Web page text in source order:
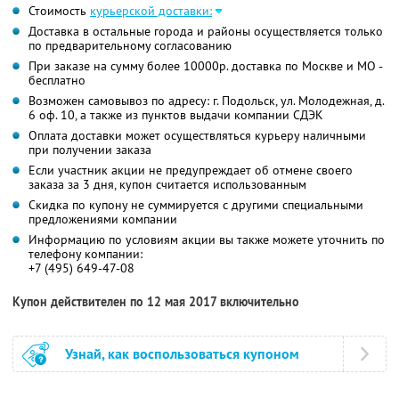
Стоимость курьерской доставки:
Доставка в остальные города и районы осуществляется только
по предварительному согласованию
При заказе на сумму более 10000р. доставка по Москве и МО -
бесплатно
Возможен самовывоз по адресу: г. Подольск, ул. Молодежная, д.
6 оф. 10, а также из пунктов выдачи компании СДЭК
Оплата доставки может осуществляться курьеру наличными
при получении заказа
Если участник акции не предупреждает об отмене своего
заказа за 3 дня, купон считается использованным
Скидка по купону не суммируется с другими специальными
предложениями компании
Информацию по условиям акции вы также можете уточнить по
телефону компании:
+7 (495) 649-47-08
Купон действителен по 12 мая 2017 включительно
Узнай, как воспользоваться купоном